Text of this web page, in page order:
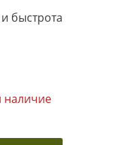
быстрота
наличие